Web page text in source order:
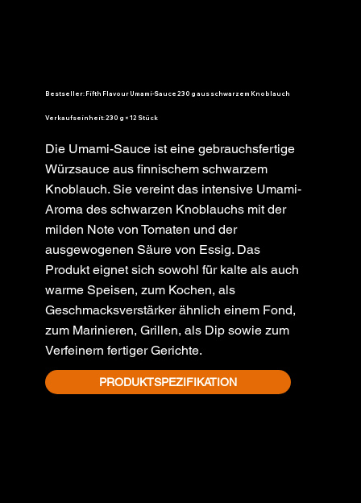
Bestseller: Fifth Flavour Umami-Sauce 230 g aus schwarzem Knoblauch
Verkaufseinheit: 230 g × 12 Stück
Die Umami-Sauce ist eine gebrauchsfertige
Würzsauce aus finnischem schwarzem
Knoblauch. Sie vereint das intensive Umami-
Aroma des schwarzen Knoblauchs mit der
milden Note von Tomaten und der
ausgewogenen Säure von Essig. Das
Produkt eignet sich sowohl für kalte als auch
warme Speisen, zum Kochen, als
Geschmacksverstärker ähnlich einem Fond,
zum Marinieren, Grillen, als Dip sowie zum
Verfeinern fertiger Gerichte.
PRODUKTSPEZIFIKATION